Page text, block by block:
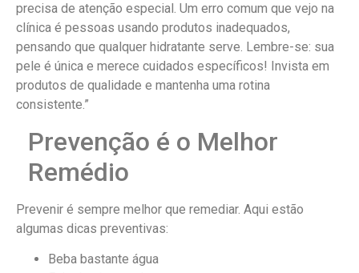
precisa de atenção especial. Um erro comum que vejo na
clínica é pessoas usando produtos inadequados,
pensando que qualquer hidratante serve. Lembre-se: sua
pele é única e merece cuidados específicos! Invista em
produtos de qualidade e mantenha uma rotina
consistente.”
Prevenção é o Melhor
Remédio
Prevenir é sempre melhor que remediar. Aqui estão
algumas dicas preventivas:
Beba bastante água